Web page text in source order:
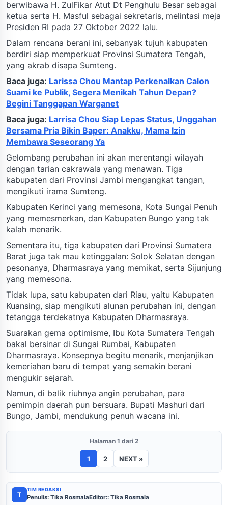
berwibawa H. ZulFikar Atut Dt Penghulu Besar sebagai
ketua serta H. Masful sebagai sekretaris, melintasi meja
Presiden RI pada 27 Oktober 2022 lalu.
Dalam rencana berani ini, sebanyak tujuh kabupaten
berdiri siap memperkuat Provinsi Sumatera Tengah,
yang akrab disapa Sumteng.
Baca juga: Larissa Chou Mantap Perkenalkan Calon
Suami ke Publik, Segera Menikah Tahun Depan?
Begini Tanggapan Warganet
Baca juga: Larrisa Chou Siap Lepas Status, Unggahan
Bersama Pria Bikin Baper: Anakku, Mama Izin
Membawa Seseorang Ya
Gelombang perubahan ini akan merentangi wilayah
dengan tarian cakrawala yang menawan. Tiga
kabupaten dari Provinsi Jambi mengangkat tangan,
mengikuti irama Sumteng.
Kabupaten Kerinci yang memesona, Kota Sungai Penuh
yang memesmerkan, dan Kabupaten Bungo yang tak
kalah menarik.
Sementara itu, tiga kabupaten dari Provinsi Sumatera
Barat juga tak mau ketinggalan: Solok Selatan dengan
pesonanya, Dharmasraya yang memikat, serta Sijunjung
yang memesona.
Tidak lupa, satu kabupaten dari Riau, yaitu Kabupaten
Kuansing, siap mengikuti alunan perubahan ini, dengan
tetangga terdekatnya Kabupaten Dharmasraya.
Suarakan gema optimisme, Ibu Kota Sumatera Tengah
bakal bersinar di Sungai Rumbai, Kabupaten
Dharmasraya. Konsepnya begitu menarik, menjanjikan
kemeriahan baru di tempat yang semakin berani
mengukir sejarah.
Namun, di balik riuhnya angin perubahan, para
pemimpin daerah pun bersuara. Bupati Mashuri dari
Bungo, Jambi, mendukung penuh wacana ini.
Halaman 1 dari 2
1 2 NEXT »
T
TIM REDAKSI
Penulis: Tika RosmalaEditor:: Tika Rosmala